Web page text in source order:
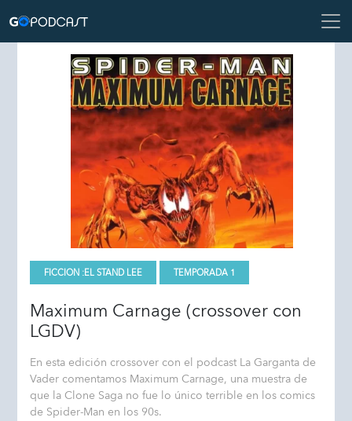
FICCION :EL STAND LEE TEMPORADA 1
Maximum Carnage (crossover con
LGDV)
En esta edición crossover con el podcast La Garganta de
Vader comentamos Maximum Carnage, una muestra de
que la Clone Saga no fue lo único terrible en los comics
de Spider-Man en los 90s.